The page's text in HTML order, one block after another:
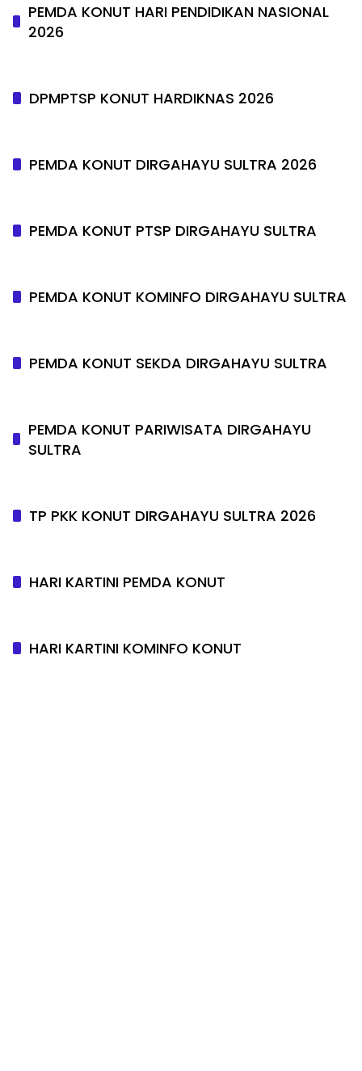
PEMDA KONUT HARI PENDIDIKAN NASIONAL
2026
DPMPTSP KONUT HARDIKNAS 2026
PEMDA KONUT DIRGAHAYU SULTRA 2026
PEMDA KONUT PTSP DIRGAHAYU SULTRA
PEMDA KONUT KOMINFO DIRGAHAYU SULTRA
PEMDA KONUT SEKDA DIRGAHAYU SULTRA
PEMDA KONUT PARIWISATA DIRGAHAYU
SULTRA
TP PKK KONUT DIRGAHAYU SULTRA 2026
HARI KARTINI PEMDA KONUT
HARI KARTINI KOMINFO KONUT